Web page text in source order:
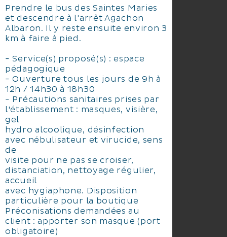
Prendre le bus des Saintes Maries
et descendre à l'arrêt Agachon
Albaron. Il y reste ensuite environ 3
km à faire à pied.
- Service(s) proposé(s) : espace
pédagogique
- Ouverture tous les jours de 9h à
12h / 14h30 à 18h30
- Précautions sanitaires prises par
l'établissement : masques, visière,
gel
hydro alcoolique, désinfection
avec nébulisateur et virucide, sens
de
visite pour ne pas se croiser,
distanciation, nettoyage régulier,
accueil
avec hygiaphone. Disposition
particulière pour la boutique
Préconisations demandées au
client : apporter son masque (port
obligatoire)